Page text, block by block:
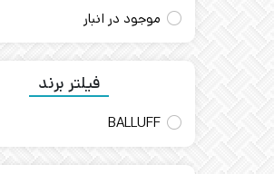
موجود در انبار
فیلتر برند
BALLUFF